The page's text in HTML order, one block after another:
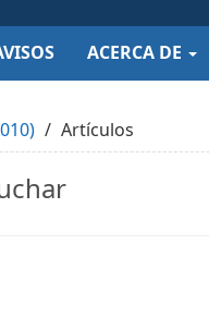
ACERCA DE
Artículos